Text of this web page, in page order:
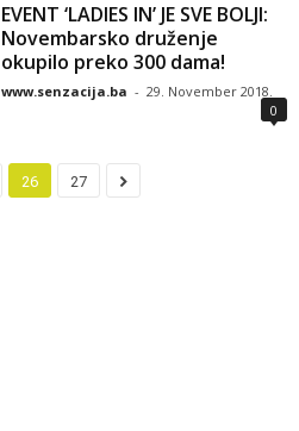
EVENT ‘LADIES IN’ JE SVE BOLJI:
Novembarsko druženje
okupilo preko 300 dama!
www.senzacija.ba - 29. November 2018.
0
26 27